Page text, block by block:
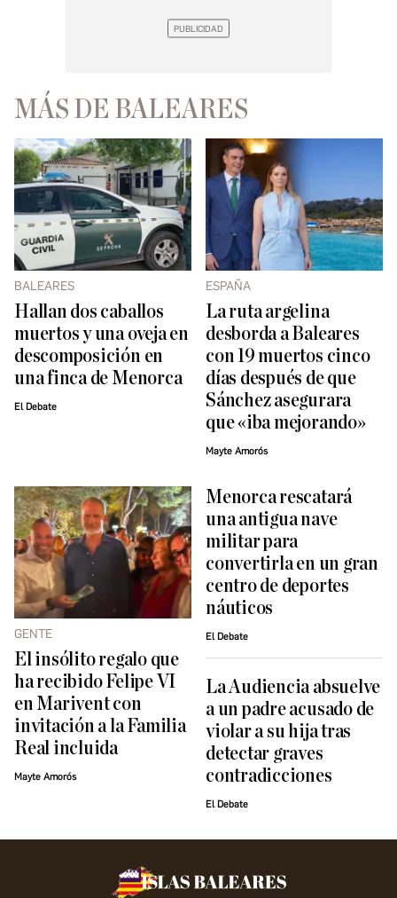
MÁS DE BALEARES
BALEARES
Hallan dos caballos
muertos y una oveja en
descomposición en
una finca de Menorca
El Debate
ESPAÑA
La ruta argelina
desborda a Baleares
con 19 muertos cinco
días después de que
Sánchez asegurara
que «iba mejorando»
Mayte Amorós
GENTE
El insólito regalo que
ha recibido Felipe VI
en Marivent con
invitación a la Familia
Real incluida
Mayte Amorós
Menorca rescatará
una antigua nave
militar para
convertirla en un gran
centro de deportes
náuticos
El Debate
La Audiencia absuelve
a un padre acusado de
violar a su hija tras
detectar graves
contradicciones
El Debate